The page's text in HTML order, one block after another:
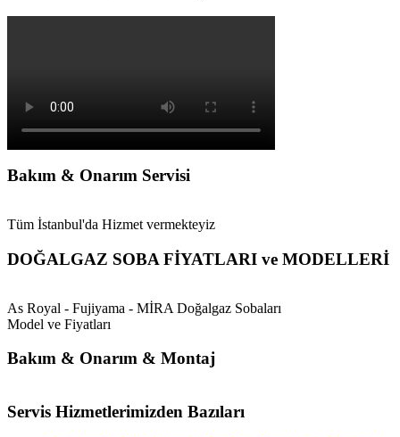
Bakım & Onarım Servisi
Tüm İstanbul'da Hizmet vermekteyiz
DOĞALGAZ SOBA FİYATLARI ve MODELLERİ
As Royal - Fujiyama - MİRA Doğalgaz Sobaları
Model ve Fiyatları
Bakım & Onarım & Montaj
Servis Hizmetlerimizden Bazıları